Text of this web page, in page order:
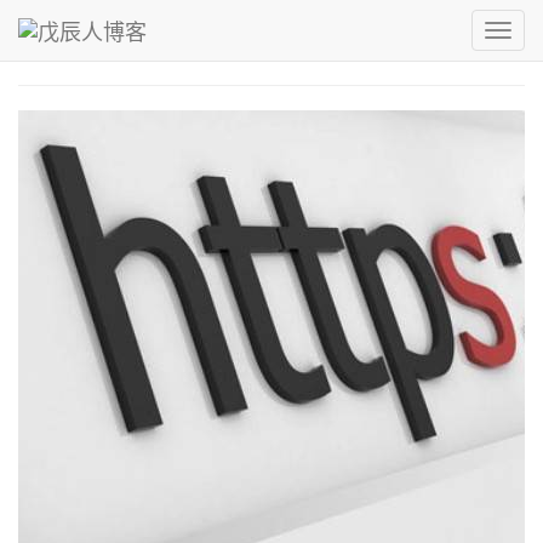
青，取之于蓝而青于蓝；冰，水为之而寒于水。
戊辰人博客 ›